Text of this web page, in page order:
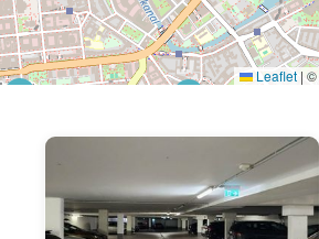
Leaflet | ©